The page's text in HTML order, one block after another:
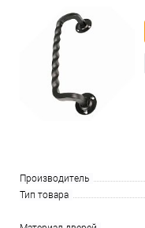
Производитель
Тип товара